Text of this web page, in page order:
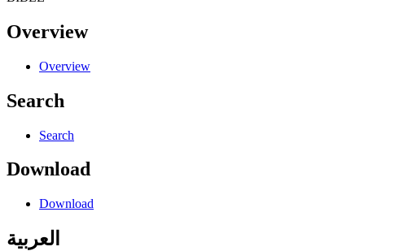
Overview
Overview
Search
Search
Download
Download
العربية